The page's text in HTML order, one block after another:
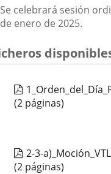
Descripción
Se celebrará sesión
de enero de 2025.
(2 páginas)
2-3-
(2 páginas)